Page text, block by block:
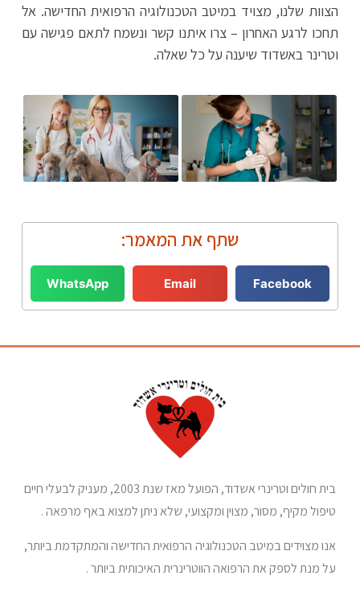
הצוות שלנו, מצויד במיטב הטכנולוגיה הרפואית החדישה. אל
תחכו לרגע האחרון – צרו איתנו קשר ונשמח לתאם פגישה עם
וטרינר באשדוד שיענה על כל שאלה.
שתף את המאמר:
Facebook
Email
WhatsApp
בית חולים וטרינרי אשדוד, הפועל מאז שנת 2003, מעניק לבעלי חיים
טיפול מקיף, מסור, מצוין ומקצועי, שלא ניתן למצוא באף מרפאה .
אנו מצוידים במיטב הטכנולוגיה הרפואית החדישה והמתקדמת ביותר,
על מנת לספק את הרפואה הווטרינרית האיכותית ביותר .